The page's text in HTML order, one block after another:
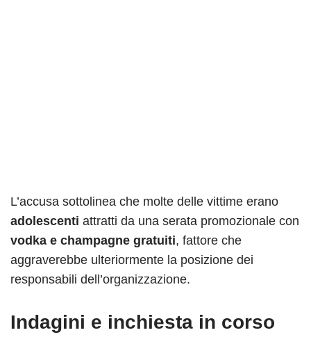
L’accusa sottolinea che molte delle vittime erano
adolescenti attratti da una serata promozionale con
vodka e champagne gratuiti, fattore che
aggraverebbe ulteriormente la posizione dei
responsabili dell’organizzazione.
Indagini e inchiesta in corso